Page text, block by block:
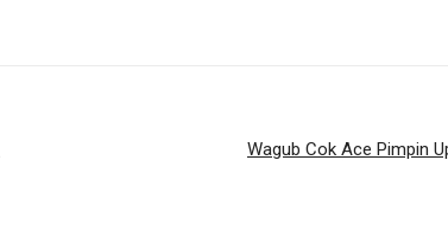
Wagub Cok Ace Pimpin